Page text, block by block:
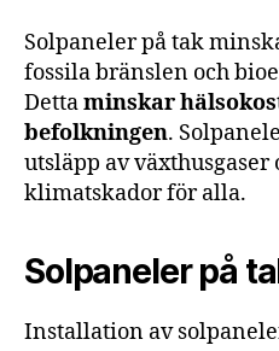
Solpaneler på tak
fossila bränslen och
Dettaminskar
befolkningen.
utsläpp av växthusgaser
klimatskador för alla.
Solpaneler på
Installation av